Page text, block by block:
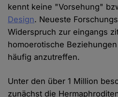
kennt keine "Vorsehung"
Design. Neueste
Widerspruch zur eingangs
homoerotische
häufig anzutreffen.
Unter den über 1 Million
zunächst die